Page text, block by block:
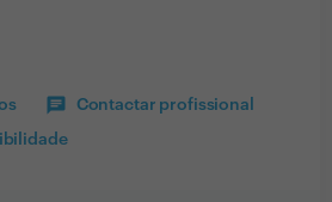
Contactar profissional